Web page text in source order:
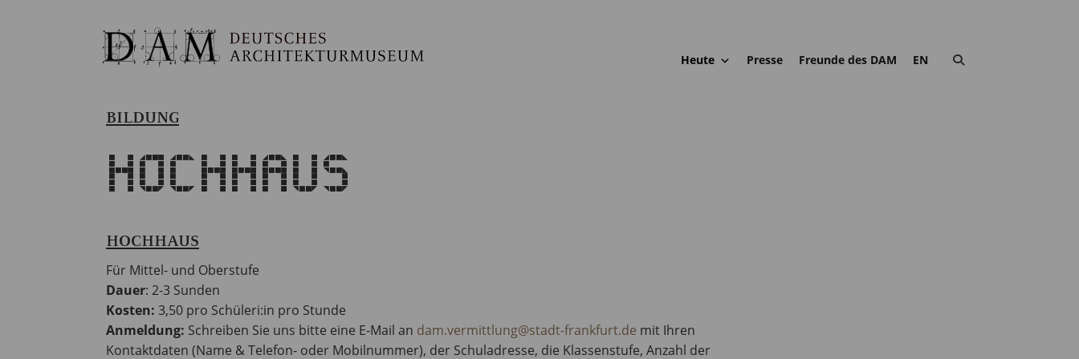
Heute Presse Freunde des DAM EN
BILDUNG
Hochhaus
HOCHHAUS
Für Mittel- und Oberstufe
Dauer: 2-3 Sunden
Kosten: 3,50 pro Schüleri:in pro Stunde
Anmeldung: Schreiben Sie uns bitte eine E-Mail an dam.vermittlung@stadt-frankfurt.de mit Ihren
Kontaktdaten (Name & Telefon- oder Mobilnummer), der Schuladresse, die Klassenstufe, Anzahl der